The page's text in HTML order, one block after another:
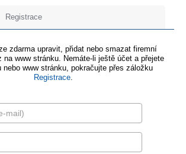
Registrace
zdarma upravit, přidat nebo smazat firemní
na www stránku. Nemáte-li ještě účet a přejete
nebo www stránku, pokračujte přes záložku
Registrace.